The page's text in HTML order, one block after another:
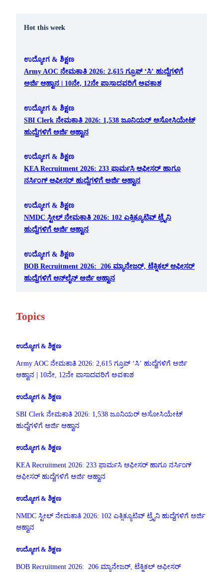
Hot this week
ಉದ್ಯೋಗ & ಶಿಕ್ಷಣ
Army AOC ನೇಮಕಾತಿ 2026: 2,615 ಗ್ರೂಪ್ ‘ಸಿ’ ಹುದ್ದೆಗಳಿಗೆ
ಅರ್ಜಿ ಆಹ್ವಾನ | 10ನೇ, 12ನೇ ಪಾಸಾದವರಿಗೆ ಅವಕಾಶ
ಉದ್ಯೋಗ & ಶಿಕ್ಷಣ
SBI Clerk ನೇಮಕಾತಿ 2026: 1,538 ಜೂನಿಯರ್ ಅಸೋಸಿಯೇಟ್
ಹುದ್ದೆಗಳಿಗೆ ಅರ್ಜಿ ಆಹ್ವಾನ
ಉದ್ಯೋಗ & ಶಿಕ್ಷಣ
KEA Recruitment 2026: 233 ಫಾರ್ಮಸಿ ಆಫೀಸರ್ ಹಾಗೂ
ನರ್ಸಿಂಗ್ ಆಫೀಸರ್ ಹುದ್ದೆಗಳಿಗೆ ಅರ್ಜಿ ಆಹ್ವಾನ
ಉದ್ಯೋಗ & ಶಿಕ್ಷಣ
NMDC ಸ್ಟೀಲ್ ನೇಮಕಾತಿ 2026: 102 ಎಕ್ಸಿಕ್ಯೂಟಿವ್ ಟ್ರೈನಿ
ಹುದ್ದೆಗಳಿಗೆ ಅರ್ಜಿ ಆಹ್ವಾನ
ಉದ್ಯೋಗ & ಶಿಕ್ಷಣ
BOB Recruitment 2026: 206 ಮ್ಯಾನೇಜರ್, ಟೆಕ್ನಿಕಲ್ ಆಫೀಸರ್
ಹುದ್ದೆಗಳಿಗೆ ಆನ್‌ಲೈನ್ ಅರ್ಜಿ ಆಹ್ವಾನ
Topics
ಉದ್ಯೋಗ & ಶಿಕ್ಷಣ
Army AOC ನೇಮಕಾತಿ 2026: 2,615 ಗ್ರೂಪ್ ‘ಸಿ’ ಹುದ್ದೆಗಳಿಗೆ ಅರ್ಜಿ
ಆಹ್ವಾನ | 10ನೇ, 12ನೇ ಪಾಸಾದವರಿಗೆ ಅವಕಾಶ
ಉದ್ಯೋಗ & ಶಿಕ್ಷಣ
SBI Clerk ನೇಮಕಾತಿ 2026: 1,538 ಜೂನಿಯರ್ ಅಸೋಸಿಯೇಟ್
ಹುದ್ದೆಗಳಿಗೆ ಅರ್ಜಿ ಆಹ್ವಾನ
ಉದ್ಯೋಗ & ಶಿಕ್ಷಣ
KEA Recruitment 2026: 233 ಫಾರ್ಮಸಿ ಆಫೀಸರ್ ಹಾಗೂ ನರ್ಸಿಂಗ್
ಆಫೀಸರ್ ಹುದ್ದೆಗಳಿಗೆ ಅರ್ಜಿ ಆಹ್ವಾನ
ಉದ್ಯೋಗ & ಶಿಕ್ಷಣ
NMDC ಸ್ಟೀಲ್ ನೇಮಕಾತಿ 2026: 102 ಎಕ್ಸಿಕ್ಯೂಟಿವ್ ಟ್ರೈನಿ ಹುದ್ದೆಗಳಿಗೆ ಅರ್ಜಿ
ಆಹ್ವಾನ
ಉದ್ಯೋಗ & ಶಿಕ್ಷಣ
BOB Recruitment 2026: 206 ಮ್ಯಾನೇಜರ್, ಟೆಕ್ನಿಕಲ್ ಆಫೀಸರ್